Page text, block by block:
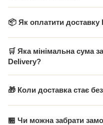
📦 Як оплатити
🛒 Яка мінімальна сума
Delivery?
🎁 Коли доставка стає
🏪 Чи можна забрати